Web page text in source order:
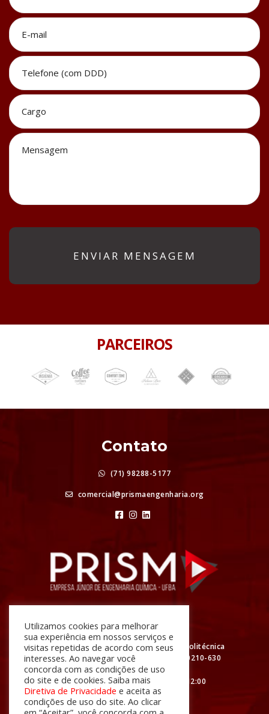
E-
mail*
Telefone
(com
DDD)*
Cargo
Mensagem
PARCEIROS
Contato
(71) 98288-5177
comercial@prismaengenharia.org
Atendimento
R. Prof. Aristídes Novis, Nº 2 Escola Politécnica
da UFBA - Federação, Salvador - BA, 40210-630
De segunda à sexta das 08:00 às 12:00
e das 13:00 às 18:00
Utilizamos cookies para melhorar
sua experiência em nossos serviços e
visitas repetidas de acordo com seus
interesses. Ao navegar você
concorda com as condições de uso
do site e de cookies. Saiba mais
Diretiva de Privacidade e aceita as
condições de uso do site. Ao clicar